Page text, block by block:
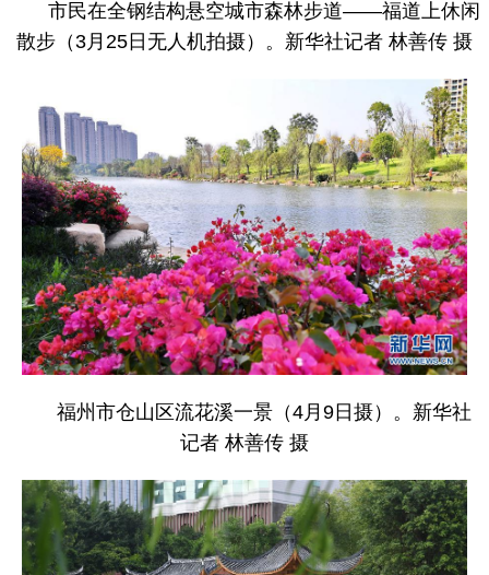
市民在全钢结构悬空城市森林步道——福道上休闲
散步（3月25日无人机拍摄）。新华社记者 林善传 摄
福州市仓山区流花溪一景（4月9日摄）。新华社
记者 林善传 摄